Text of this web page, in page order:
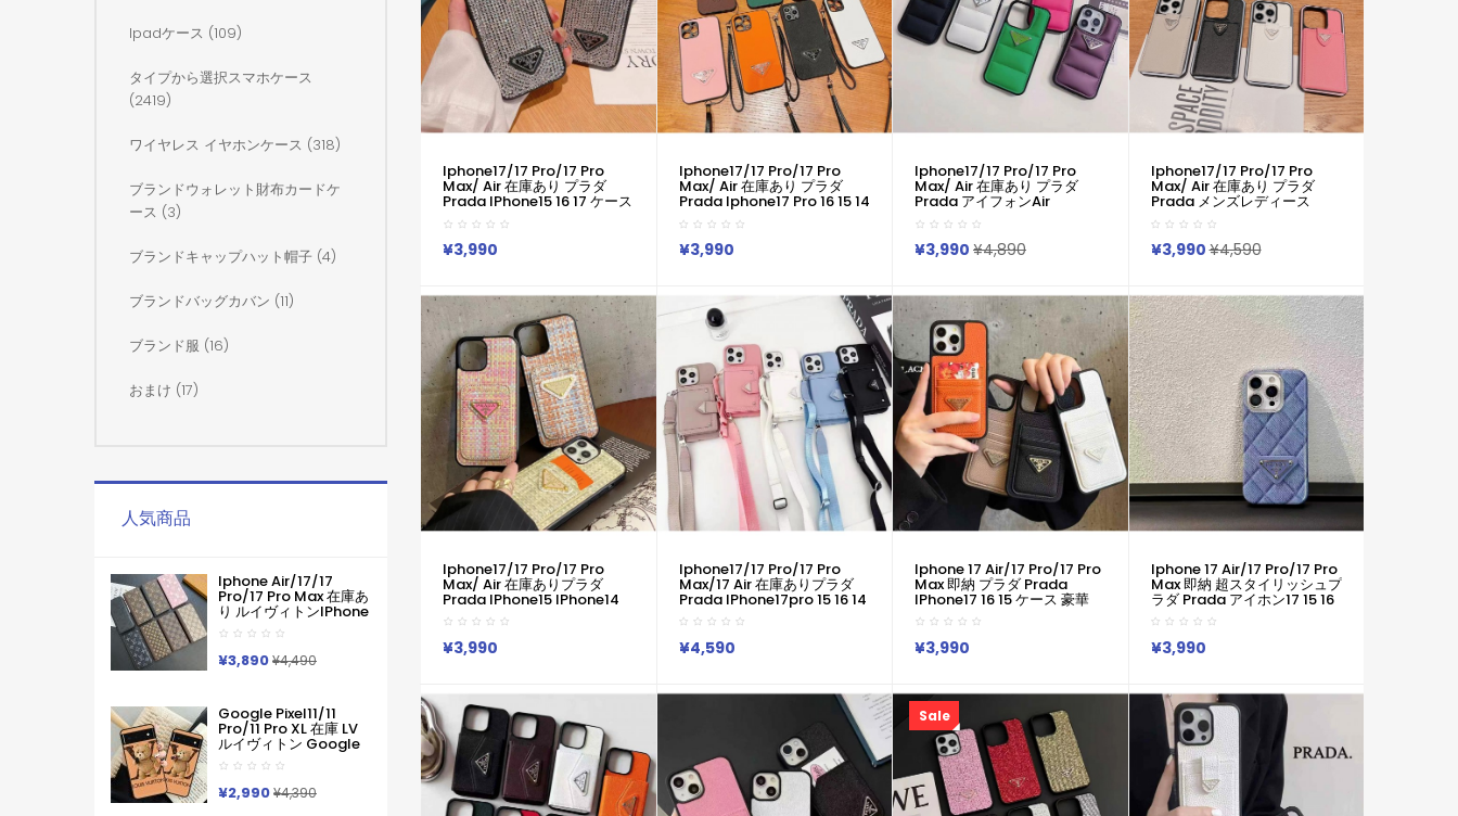
Ipadケース (109)
タイプから選択スマホケース
(2419)
ワイヤレス イヤホンケース (318)
ブランドウォレット財布カードケ
ース (3)
ブランドキャップハット帽子 (4)
ブランドバッグカバン (11)
ブランド服 (16)
おまけ (17)
人気商品
Iphone Air/17/17
Pro/17 Pro Max 在庫あ
り ルイヴィトンiPhone
Air 17pro Max 16 15
Pro Maxケース手帳型
ブランドグッチカード
入れ IPhone17 16 15 14
Iphone11 12 13 14 手帳
型ケース メンズ本革製
スマホケース アイフォ
ン15 14 13 Pro Max 手
帳 携帯ケース
¥3,890¥4,490
Google Pixel11/11
Pro/11 Pro XL 在庫 LV
ルイヴィトン Google
Pixel 11 10 Pro 9a 6 7a
8 9pro Iphone 16 17
Pro Max Galaxy S26
ケースハイブランド フ
¥2,990¥4,390
Iphone17/17 Pro/17 Pro
Max/ Air 在庫あり プラダ
Prada IPhone15 16 17 ケース
豪華 プラダ Prada IPhone
Air 17 16 15 14プロマックス 携
帯ケース プラダ Prada
Iphone14 15 16pro Max 17
れ筋 Iphone
12pro/15promax携帯ケース
¥3,990
Iphone17/17 Pro/17 Pro
Max/ Air 在庫あり プラダ
Prada Iphone17 Pro 16 15 14
13携帯ケース 男女兼用 革製
ベルト付き プラダprada アイ
ホン14 15 Pro Max 16pro
Max 17 ケースカバー 上品 プ
13pro Maxケース Lvカジュア
ル アイホン 12 11ケース 全面
保護限定版 ビジネス風
¥3,990
Iphone17/17 Pro/17 Pro
Max/ Air 在庫あり プラダ
Prada アイフォンair
17Promax 16 15 Pro Max 16
Plusケース Iphone17 15 Plus
16 Pro Max 15 14 13 12 11 Pro
Max Xs Maxケース ブランド
いいビジネスマン用高級 プラ
ダ Prada アイフォン15 16
Proカバー
¥3,990 ¥4,890
Iphone17/17 Pro/17 Pro
Max/ Air 在庫あり プラダ
Prada メンズレディース
IPhone16 14 15 アイフォン15
16 Pro Maxケース プラダ
Prada IPhone 16 14 Pro
IPhone16 15 IPhone SE 第3
ホケース アイホン16 14 15プ
ロマックスケース 新作 芸能人
愛用
¥3,990¥4,590
Iphone17/17 Pro/17 Pro
Max/ Air 在庫ありプラダ
Prada IPhone15 IPhone14
13 Pro IPhone15 11 Pro 8 SE
ケースプラダ Prada
IPhone14 15ケース 女子 かわ
いい おしゃれ プラダ Prada
Pro Max 11 Pro XR XS スマホ
ケース
¥3,990
Iphone17/17 Pro/17 Pro
Max/17 Air 在庫ありプラダ
Prada IPhone17pro 15 16 14
ケース 豪華 プラダ Prada
IPhone16 15 14プロマックス
携帯ケース プラダ Prada
Iphone14 15 16 Pro Max 17
売れ筋 Iphone 17 14 15
Pro/16 Pro Max携帯ケース
¥4,590
Iphone 17 Air/17 Pro/17 Pro
Max 即納 プラダ Prada
IPhone17 16 15 ケース 豪華
プラダ Prada IPhone16 15 14
17 Air プロマックス 携帯ケー
ス プラダ Prada Iphone17 15
16 Pro Maxケース IPhone 17
15 Pro/16 Pro Max携帯ケー
ス
¥3,990
Iphone 17 Air/17 Pro/17 Pro
Max 即納 超スタイリッシュプ
ラダ Prada アイホン17 15 16
Pro Max携帯ケース 大人気 プ
ラダ Prada IPhone 17 Air 15
16 Plus ケース カジュアル プ
ラダ Prada アイホン13 15 16
Iphone 17 15pro/16 Pro Max
14 13 携帯ケース 合わせ易い
¥3,990
Sale